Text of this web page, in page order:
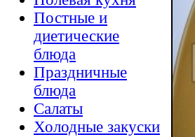
Постные и
диетические
блюда
Праздничные
блюда
Салаты
Холодные закуски